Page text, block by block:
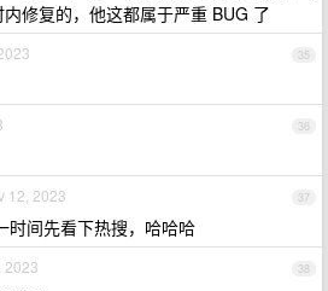
修复的，他这都属于严重 BUG 了
35
36
37
12, 2023
时间先看下热搜，哈哈哈
38
2023